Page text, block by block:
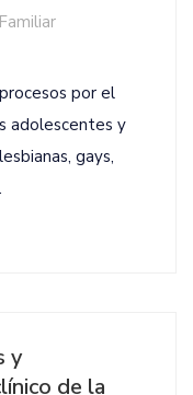
por el
adolescentes y
gays,
y
de la